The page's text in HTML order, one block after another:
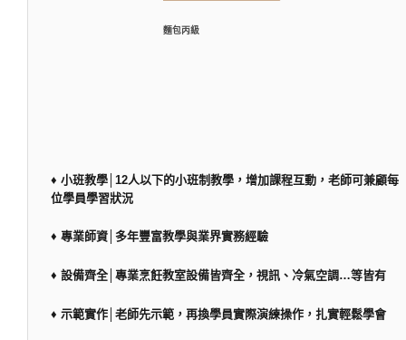
麵包丙級
♦ 小班教學│12人以下的小班制教學，增加課程互動，老師可兼顧每
位學員學習狀況
♦ 專業師資│多年豐富教學與業界實務經驗
♦ 設備齊全│專業烹飪教室設備皆齊全，視訊、冷氣空調…等皆有
♦ 示範實作│老師先示範，再換學員實際演練操作，扎實輕鬆學會